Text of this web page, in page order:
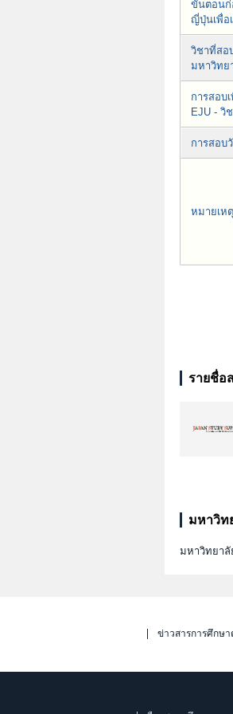
ขั้นตอนก่
ญี่ปุ่นเพื่อ
วิชาที่สอ
มหาวิทย
การสอบ
EJU - วิ
การสอบ
หมายเหตุ
รายชื่อ
มหาวิท
มหาวิทยาลั
ข่าวสารการศึกษ